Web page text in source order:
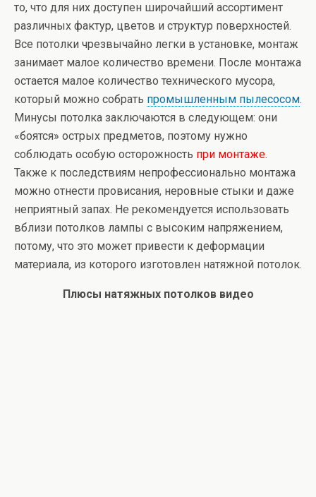
то, что для них доступен широчайший ассортимент
различных фактур, цветов и структур поверхностей.
Все потолки чрезвычайно легки в установке, монтаж
занимает малое количество времени. После монтажа
остается малое количество технического мусора,
который можно собрать промышленным пылесосом.
Минусы потолка заключаются в следующем: они
«боятся» острых предметов, поэтому нужно
соблюдать особую осторожность при монтаже.
Также к последствиям непрофессионально монтажа
можно отнести провисания, неровные стыки и даже
неприятный запах. Не рекомендуется использовать
вблизи потолков лампы с высоким напряжением,
потому, что это может привести к деформации
материала, из которого изготовлен натяжной потолок.
Плюсы натяжных потолков видео